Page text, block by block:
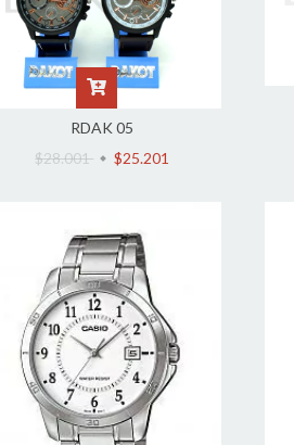
RDAK 05
$28.001
$25.201